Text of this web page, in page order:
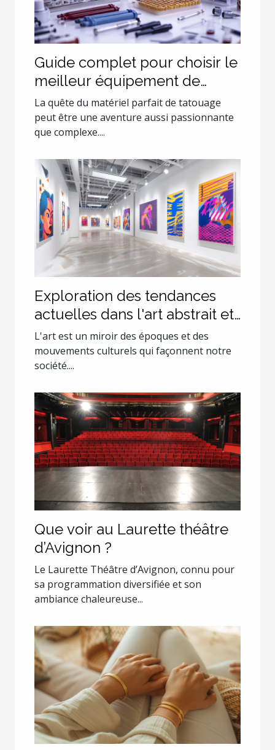
Guide complet pour choisir le
meilleur équipement de
tatouage
La quête du matériel parfait de tatouage
peut être une aventure aussi passionnante
que complexe....
Exploration des tendances
actuelles dans l'art abstrait et
pop art
L'art est un miroir des époques et des
mouvements culturels qui façonnent notre
société....
Que voir au Laurette théâtre
d’Avignon ?
Le Laurette Théâtre d’Avignon, connu pour
sa programmation diversifiée et son
ambiance chaleureuse...